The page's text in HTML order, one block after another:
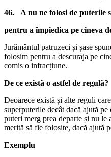
46. A nu ne folosi de puterile
pentru a împiedica pe cineva
Jurământul patruzeci și șase
folosim pentru a descuraja pe
comis o infracțiune.
De ce există o astfel de regulă?
Deoarece există și alte reguli
superputerile decât dacă ajută
puteri merg prea departe și nu le
merită să fie folosite, dacă ajută
Exemplu